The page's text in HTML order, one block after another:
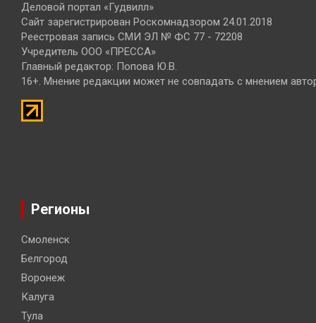
Деловой портал «Гудвилл»
Сайт зарегистрирован Роскомнадзором 24.01.2018
Реестровая запись СМИ ЭЛ № ФС 77 - 72208
Учредитель ООО «ПРЕССА»
Главный редактор: Попова Ю.В.
16+. Мнение редакции может не совпадать с мнением
Регионы
Смоленск
Белгород
Воронеж
Калуга
Тула